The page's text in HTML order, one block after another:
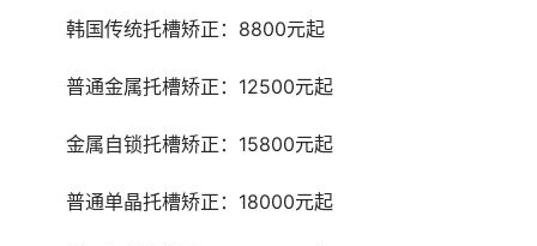
	韩国传统托槽矫正：8800元起
	普通金属托槽矫正：12500元起
	金属自锁托槽矫正：15800元起
	普通单晶托槽矫正：18000元起